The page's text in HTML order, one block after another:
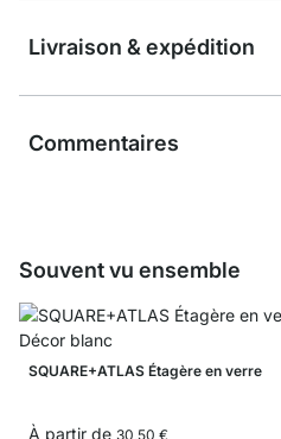
Livraison & expédition
Commentaires
Souvent vu ensemble
SQUARE+ATLAS Étagère en verre
À partir de 30,50 €